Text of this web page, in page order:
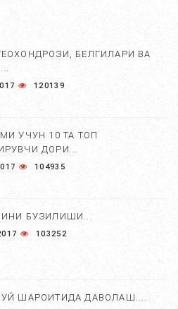
БЕЛГИЛАРИ ВА
120139
УЧУН 10 ТА ТОП
ДОРИ...
104935
БУЗИЛИШИ...
103252
ШАРОИТИДА ДАВОЛАШ....